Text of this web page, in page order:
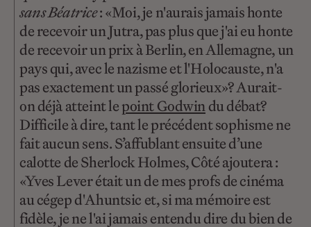
sans Béatrice: «Moi, je n'aurais jamais honte
de recevoir un Jutra, pas plus que j'ai eu honte
de recevoir un prix à Berlin, en Allemagne, un
pays qui, avec le nazisme et l'Holocauste, n'a
pas exactement un passé glorieux»? Aurait-
on déjà atteint lepoint Godwindu débat?
Difficile à dire, tant le précédent sophisme ne
fait aucun sens. S’affublant ensuite d’une
calotte de Sherlock Holmes, Côté ajoutera :
«Yves Lever était un de mes profs de cinéma
au cégep d'Ahuntsic et, si ma mémoire est
fidèle, je ne l'ai jamais entendu dire du bien de